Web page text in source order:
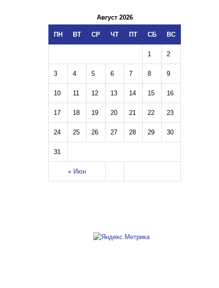
Август 2026
ПН ВТ СР ЧТ ПТ СБ ВС
« Июн
1 2
3 4 5 6 7 8 9
10 11 12 13 14 15 16
17 18 19 20 21 22 23
24 25 26 27 28 29 30
31